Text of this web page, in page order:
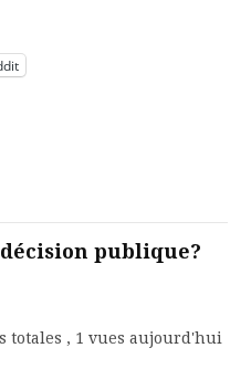
décision publique?
totales , 1 vues aujourd'hui